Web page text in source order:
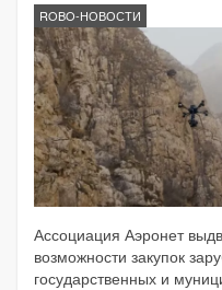
ROBO-НОВОСТИ
Ассоциация Аэронет
возможности закупок
государственных и